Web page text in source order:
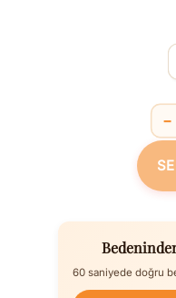
−
60 saniyede doğru